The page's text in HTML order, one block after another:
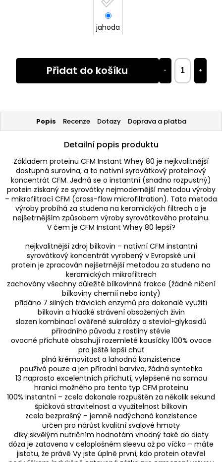
jahoda
+
−
Přidat do košíku
Popis Recenze Dotazy Doprava a platba
Detailní popis produktu
Základem proteinu CFM Instant Whey 80 je nejkvalitnější
dostupná surovina, a to nativní syrovátkový proteinový
koncentrát CFM. Jedná se o instantní (snadno rozpustný)
protein získaný ze syrovátky nejmodernější metodou výroby
– mikrofiltrací CFM (cross-flow microfiltration). Tato metoda
výroby probíhá za studena na keramických filtrech a je
nejšetrnějším způsobem výroby syrovátkového proteinu.
V čem je CFM Instant Whey 80 lepší?
nejkvalitnější zdroj bílkovin – nativní CFM instantní
syrovátkový koncentrát vyrobený v Evropské unii
protein je zpracován nejšetrnější metodou za studena na
keramických mikrofiltrech
zachovány všechny důležité bílkovinné frakce (žádné ničení
bílkoviny chemií nebo ionty)
přidáno 7 silných trávicích enzymů pro dokonalé využití
bílkovin a hladké strávení obsažených živin
slazen kombinací ověřené sukralózy a steviol-glykosidů
přírodního původu z rostliny stévie
ovocné příchutě obsahují rozemleté kousíčky 100% ovoce
pro ještě lepší chuť
plná krémovitost a lahodná konzistence
používá pouze a jen přírodní barviva, žádná syntetika
13 naprosto excelentních příchutí, vylepšené na samou
hranici možného pro tento typ CFM proteinu
100% instantní – zcela dokonale rozpuštěn za několik sekund
špičková stravitelnost a využitelnost bílkovin
zcela bezprašný – jemně nadýchaná konzistence
určen pro nárůst kvalitní svalové hmoty
díky skvělým nutričním hodnotám vhodný také do diety
dóza je zatavena v celoplošném sleevu až po víčko – máte
jistotu, že právě Vy jste úplně první, kdo protein otevřel